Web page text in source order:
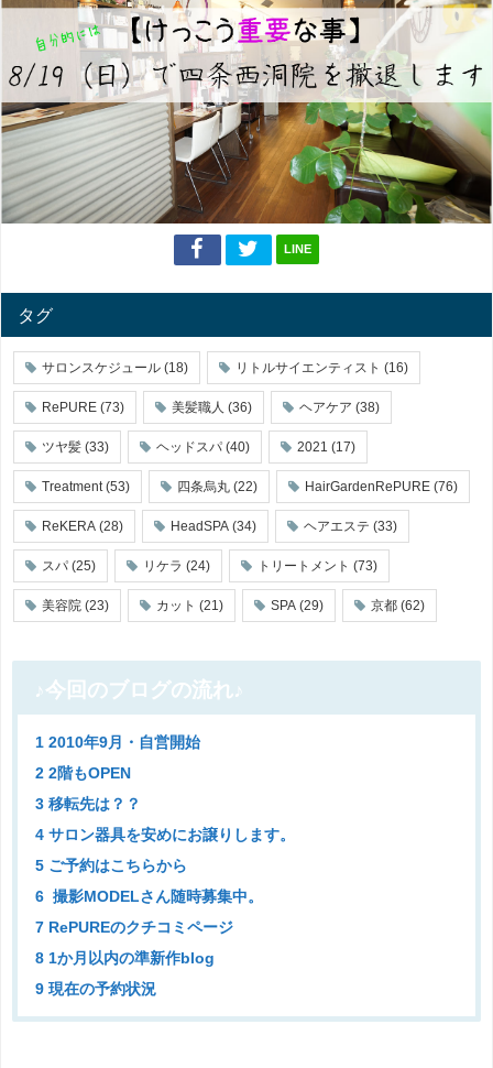
LINE
タグ
サロンスケジュール (18) リトルサイエンティスト (16)
RePURE (73) 美髪職人 (36) ヘアケア (38)
ツヤ髪 (33) ヘッドスパ (40) 2021 (17)
Treatment (53) 四条烏丸 (22) HairGardenRePURE (76)
ReKERA (28) HeadSPA (34) ヘアエステ (33)
スパ (25) リケラ (24) トリートメント (73)
美容院 (23) カット (21) SPA (29) 京都 (62)
♪今回のブログの流れ♪
1 2010年9月・自営開始
2 2階もOPEN
3 移転先は？？
4 サロン器具を安めにお譲りします。
5 ご予約はこちらから
6 撮影MODELさん随時募集中。
7 RePUREのクチコミページ
8 1か月以内の準新作blog
9 現在の予約状況